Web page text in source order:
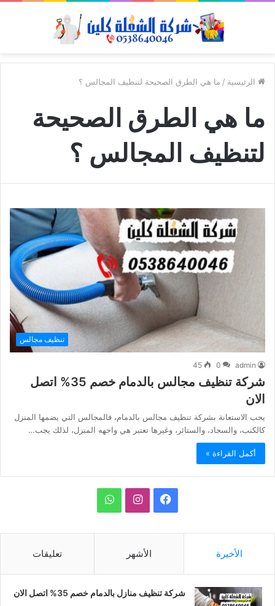
الرئيسية / ما هي الطرق الصحيحة لتنظيف المجالس ؟
ما هي الطرق الصحيحة
لتنظيف المجالس ؟
تنظيف مجالس
admin
0
45
شركة تنظيف مجالس بالدمام خصم 35% اتصل
الان
يجب الاستعانة بشركة تنظيف مجالس بالدمام، فالمجالس التي يضمها المنزل
كالكنب، والسجاد، والستائر، وغيرها تعتبر هي واجهه المنزل، لذلك يجب…
أكمل القراءة »
س
ب
و
ت
ق
س
ا
الأخيرة الأشهر تعليقات
شركة تنظيف منازل بالدمام خصم 35% اتصل الان